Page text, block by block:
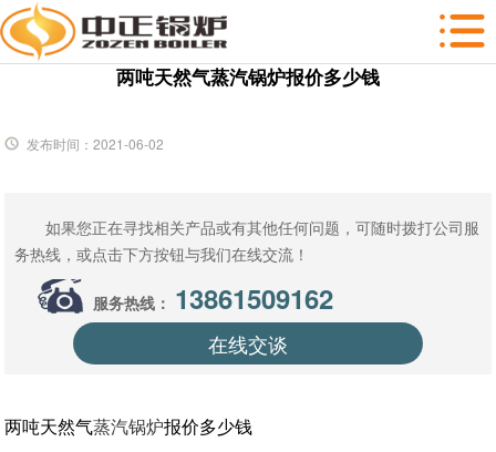
两吨天然气蒸汽锅炉报价多少钱
发布时间：2021-06-02
如果您正在寻找相关产品或有其他任何问题，可随时拨打公司服
务热线，或点击下方按钮与我们在线交流！
服务热线： 13861509162
在线交谈
两吨天然气蒸汽锅炉报价多少钱